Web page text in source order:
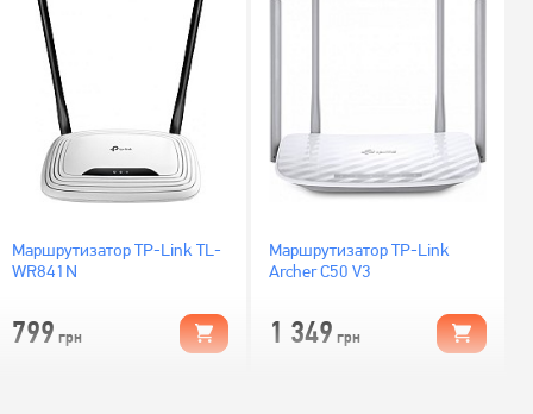
Маршрутизатор TP-Link TL-
WR841N
799 грн
Маршрутизатор TP-Link
Archer C50 V3
1 349 грн